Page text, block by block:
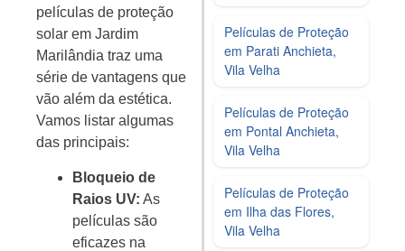
películas de proteção
solar em Jardim
Marilândia traz uma
série de vantagens que
vão além da estética.
Vamos listar algumas
das principais:
Bloqueio de
Raios UV: As
películas são
eficazes na
Películas de Proteção
em Parati Anchieta,
Vila Velha
Películas de Proteção
em Pontal Anchieta,
Vila Velha
Películas de Proteção
em Ilha das Flores,
Vila Velha